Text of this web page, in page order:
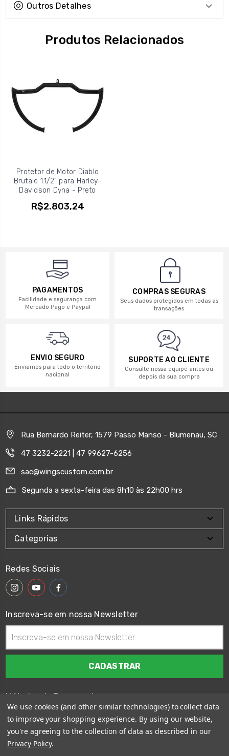
Outros Detalhes
Produtos Relacionados
Protetor de Motor Diablo
Brutale 1.1/2" para Harley-
Davidson Dyna - Preto
R$2.803,24
PAGAMENTOS
Facilidade e segurança com
Mercado Pago e Paypal
COMPRAS SEGURAS
Seus dados protegidos em todas as
transações
ENVIO SEGURO
Enviamos para todo o território
nacional
SUPORTE AO CLIENTE
Consulte nossa equipe antes ou
depois da sua compra
Rua Bernardo Reiter, 1579 Passo Manso - Blumenau, SC
47 3232-2221 | 47 99627-6256
sac@wingscustom.com.br
Segunda a sexta-feira das 8h10 às 22h00 hrs
Links Rápidos
Categorias
Redes Sociais
Inscreva-se em nossa Newsletter
de
email
Métodos de Pagamento
We use cookies (and other similar technologies) to collect data
to improve your shopping experience. By using our website,
you're agreeing to the collection of data as described in our
Privacy Policy.